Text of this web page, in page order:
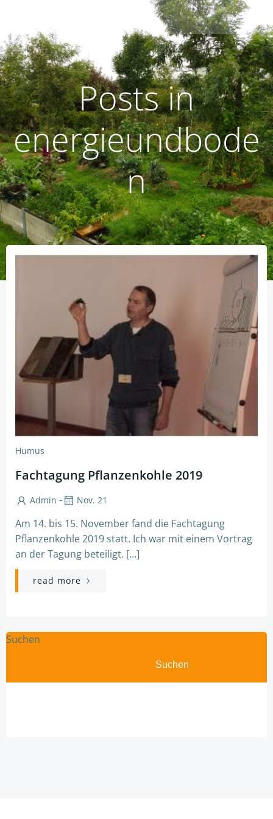
Zum
Inhalt
springen
Posts in
energieundbode
n
Humus
Fachtagung Pflanzenkohle 2019
Admin - Nov. 21
Am 14. bis 15. November fand die Fachtagung
Pflanzenkohle 2019 statt. Ich war mit einem Vortrag
an der Tagung beteiligt. […]
read more
Suchen
Suchen